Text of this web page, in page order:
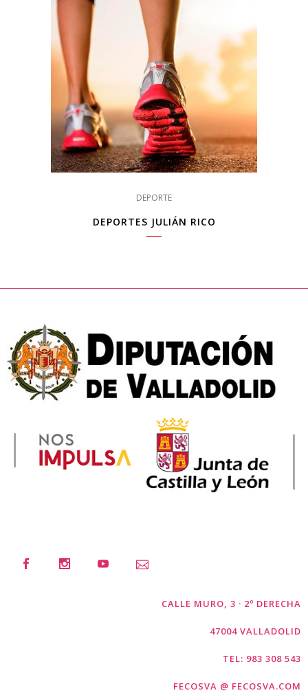
DEPORTE
DEPORTES JULIÁN RICO
CALLE MURO, 3 · 2º DERECHA
47004 VALLADOLID
TEL: 983 308 543
FECOSVA @ FECOSVA.COM